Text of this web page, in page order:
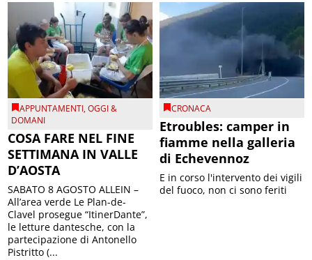
APPUNTAMENTI,OGGI &
DOMANI
COSA FARE NEL FINE
SETTIMANA IN VALLE
D’AOSTA
SABATO 8 AGOSTO ALLEIN –
All’area verde Le Plan-de-
Clavel prosegue “ItinerDante”,
le letture dantesche, con la
partecipazione di Antonello
Pistritto (...
CRONACA
Etroubles: camper in
fiamme nella galleria
di Echevennoz
E in corso l'intervento dei vigili
del fuoco, non ci sono feriti